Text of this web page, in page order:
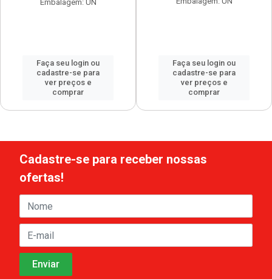
Embalagem: UN
Faça seu login ou
cadastre-se para
ver preços e
comprar
Faça seu login ou
cadastre-se para
ver preços e
comprar
Cadastre-se para receber nossas
ofertas!